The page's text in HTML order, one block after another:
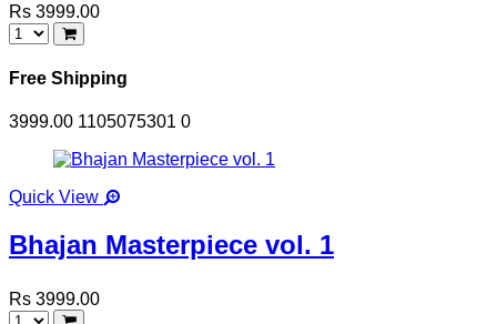
Rs 3999.00
Free Shipping
3999.00 1105075301 0
Quick View
Bhajan Masterpiece vol. 1
Rs 3999.00